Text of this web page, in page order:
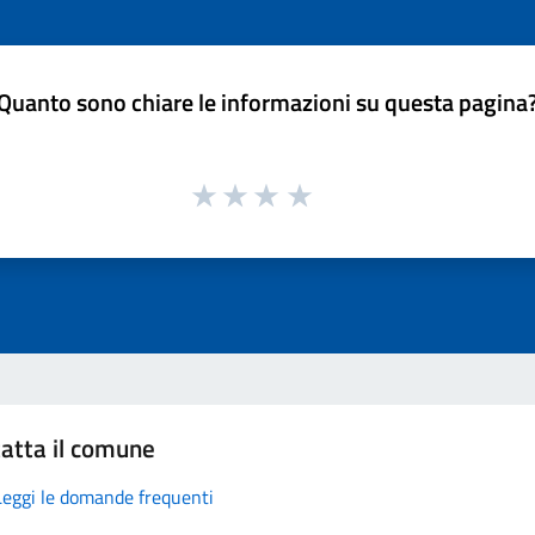
sono chiare le informazioni su questa
il comune
le domande frequenti